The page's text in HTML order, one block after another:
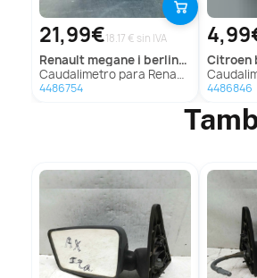
21,99€18.17 € sin IVA
renault megane i berlina hatchback (ba0)
Caudalimetro para Renault Megane I Berlina Hatchback (Ba0)
4486754
citroen
4486846